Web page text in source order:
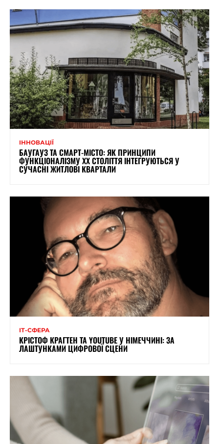
ІННОВАЦІЇ
БАУГАУЗ ТА СМАРТ-МІСТО: ЯК ПРИНЦИПИ
ФУНКЦІОНАЛІЗМУ XX СТОЛІТТЯ ІНТЕГРУЮТЬСЯ У
СУЧАСНІ ЖИТЛОВІ КВАРТАЛИ
ІТ-СФЕРА
КРІСТОФ КРАГТЕН ТА YOUTUBE У НІМЕЧЧИНІ: ЗА
ЛАШТУНКАМИ ЦИФРОВОЇ СЦЕНИ